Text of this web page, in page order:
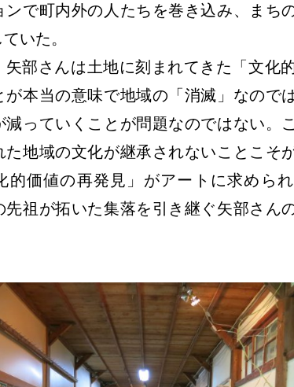
ンで町内外の人たちを巻き込み、まち
いた。
矢部さんは土地に刻まれてきた「文化
が本当の意味で地域の「消滅」なので
減っていくことが問題なのではない。
た地域の文化が継承されないことこそ
的価値の再発見」がアートに求められ
先祖が拓いた集落を引き継ぐ矢部さん